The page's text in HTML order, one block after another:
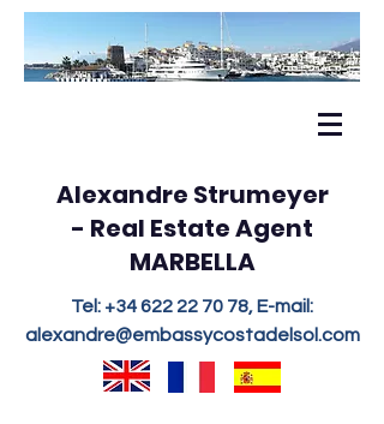
Alexandre Strumeyer
- Real Estate Agent
MARBELLA
Tel: +34 622 22 70 78, E-mail:
alexandre@embassycostadelsol.com